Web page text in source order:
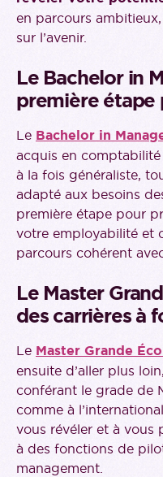
en parcours
sur l’avenir.
Le Bachelor in
première étape
Le Bachelor in
acquis en
à la fois généraliste,
adapté aux besoins
première étape pour
votre employabilité et
parcours cohérent
Le Master
des carrières à
Le Master Grande
ensuite d’aller plus
conférant le grade de
comme à
vous révéler et à vous
à des fonctions de
management.